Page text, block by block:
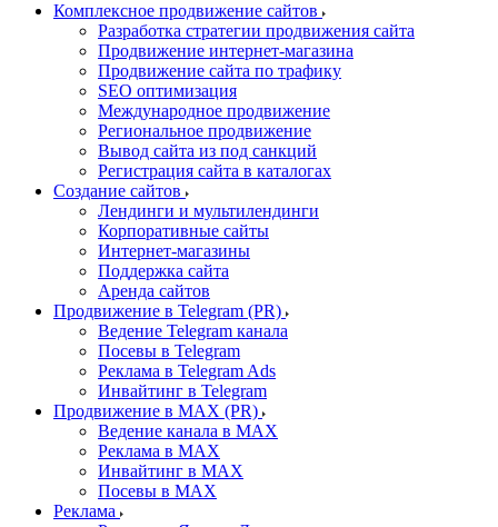
Комплексное продвижение сайтов
Разработка стратегии продвижения сайта
Продвижение интернет-магазина
Продвижение сайта по трафику
SEO оптимизация
Международное продвижение
Региональное продвижение
Вывод сайта из под санкций
Регистрация сайта в каталогах
Создание сайтов
Лендинги и мультилендинги
Корпоративные сайты
Интернет-магазины
Поддержка сайта
Аренда сайтов
Продвижение в Telegram (PR)
Ведение Telegram канала
Посевы в Telegram
Реклама в Telegram Ads
Инвайтинг в Telegram
Продвижение в MAX (PR)
Ведение канала в MAX
Реклама в MAX
Инвайтинг в MAX
Посевы в MAX
Реклама